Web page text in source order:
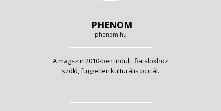
PHENOM
phenom.hu
A magazin 2010-ben indult, fiatalokhoz
szóló, független kulturális portál.